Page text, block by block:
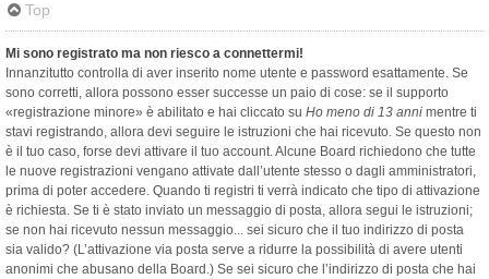
Top
Mi sono registrato ma non riesco a connettermi!
Innanzitutto controlla di aver inserito nome utente e password esattamente. Se
sono corretti, allora possono esser successe un paio di cose: se il supporto
«registrazione minore» è abilitato e hai cliccato su Ho meno di 13 anni mentre ti
stavi registrando, allora devi seguire le istruzioni che hai ricevuto. Se questo non
è il tuo caso, forse devi attivare il tuo account. Alcune Board richiedono che tutte
le nuove registrazioni vengano attivate dall’utente stesso o dagli amministratori,
prima di poter accedere. Quando ti registri ti verrà indicato che tipo di attivazione
è richiesta. Se ti è stato inviato un messaggio di posta, allora segui le istruzioni;
se non hai ricevuto nessun messaggio... sei sicuro che il tuo indirizzo di posta
sia valido? (L’attivazione via posta serve a ridurre la possibilità di avere utenti
anonimi che abusano della Board.) Se sei sicuro che l’indirizzo di posta che hai